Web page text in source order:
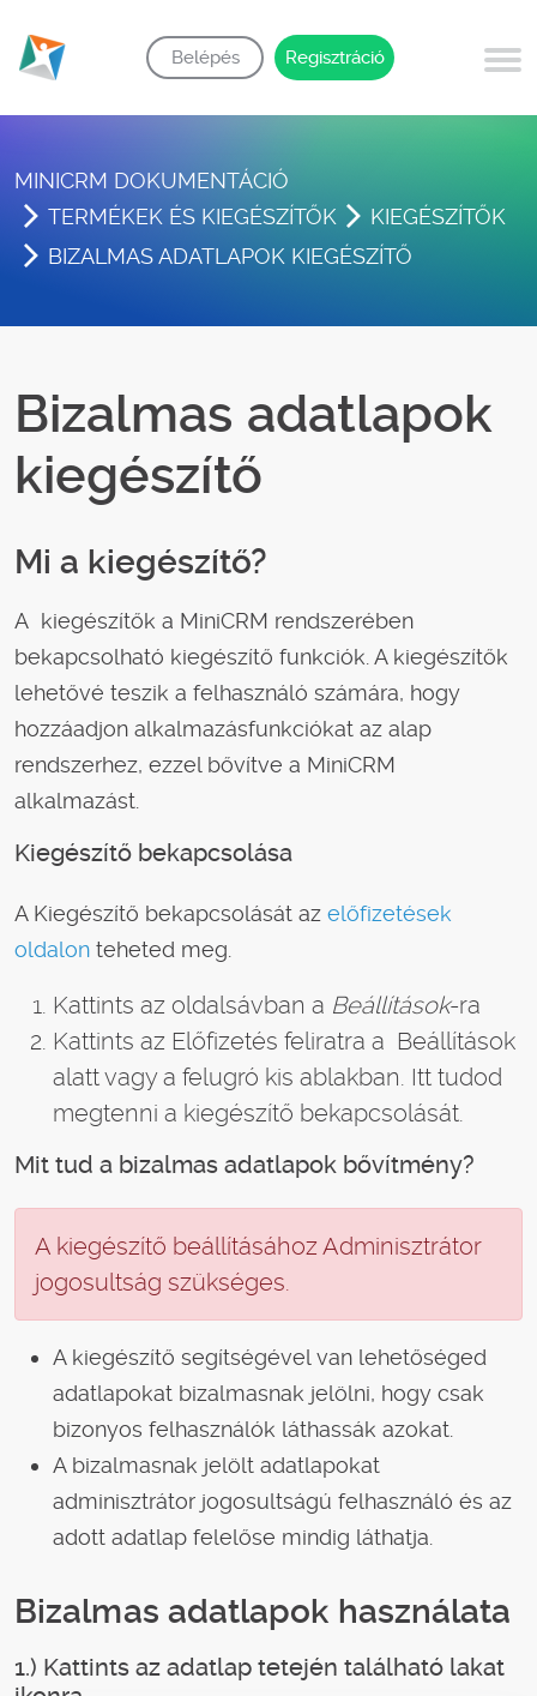
Belépés Regisztráció
MINICRM DOKUMENTÁCIÓ
TERMÉKEK ÉS KIEGÉSZÍTŐK
KIEGÉSZÍTŐK
BIZALMAS ADATLAPOK KIEGÉSZÍTŐ
Bizalmas adatlapok
kiegészítő
Mi a kiegészítő?
A kiegészítők a MiniCRM rendszerében
bekapcsolható kiegészítő funkciók. A kiegészítők
lehetővé teszik a felhasználó számára, hogy
hozzáadjon alkalmazásfunkciókat az alap
rendszerhez, ezzel bővítve a MiniCRM
alkalmazást.
Kiegészítő bekapcsolása
A Kiegészítő bekapcsolását az előfizetések
oldalon teheted meg.
Kattints az oldalsávban a Beállítások-ra
Kattints az Előfizetés feliratra a Beállítások
alatt vagy a felugró kis ablakban. Itt tudod
megtenni a kiegészítő bekapcsolását.
Mit tud a bizalmas adatlapok bővítmény?
A kiegészítő beállításához Adminisztrátor
jogosultság szükséges.
A kiegészítő segítségével van lehetőséged
adatlapokat bizalmasnak jelölni, hogy csak
bizonyos felhasználók láthassák azokat.
A bizalmasnak jelölt adatlapokat
adminisztrátor jogosultságú felhasználó és az
adott adatlap felelőse mindig láthatja.
Bizalmas adatlapok használata
1.) Kattints az adatlap tetején található lakat